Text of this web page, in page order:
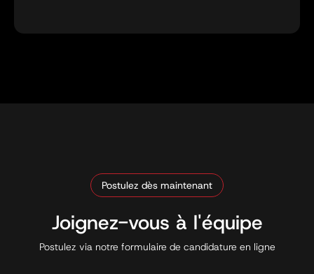
Postulez dès maintenant
Joignez-vous à l'équipe
Postulez via notre formulaire de candidature en ligne